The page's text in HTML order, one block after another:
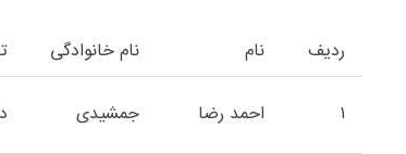
ردیف نام نام خانوادگی
۱ احمد رضا جمشیدی